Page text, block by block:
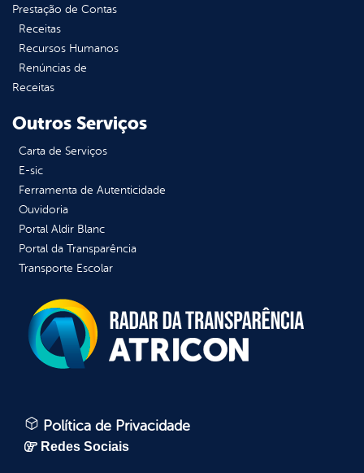
Prestação de Contas
Receitas
Recursos Humanos
Renúncias de
Receitas
Outros Serviços
Carta de Serviços
E-sic
Ferramenta de Autenticidade
Ouvidoria
Portal Aldir Blanc
Portal da Transparência
Transporte Escolar
Política de Privacidade
Redes Sociais